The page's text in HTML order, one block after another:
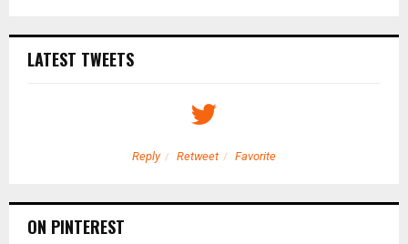
LATEST TWEETS
Reply Retweet Favorite
ON PINTEREST